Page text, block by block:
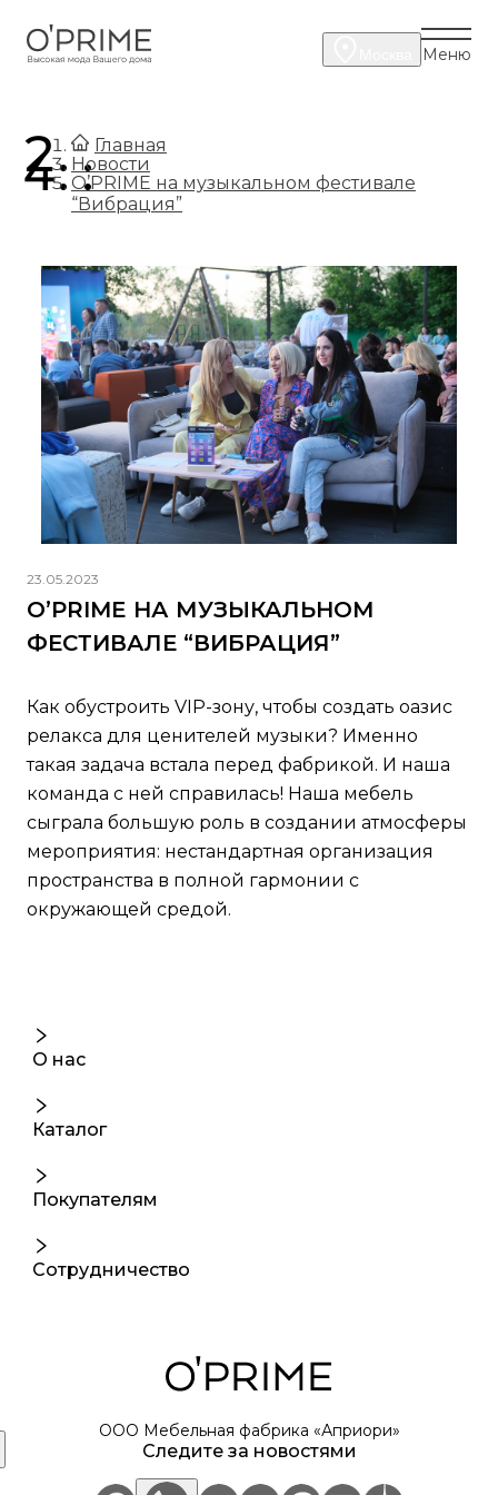
Меню
Главная
.
Новости
.
O’PRIME на музыкальном фестивале
“Вибрация”
23.05.2023
O’PRIME НА МУЗЫКАЛЬНОМ
ФЕСТИВАЛЕ “ВИБРАЦИЯ”
Как обустроить VIP-зону, чтобы создать оазис
релакса для ценителей музыки? Именно
такая задача встала перед фабрикой. И наша
команда с ней справилась! Наша мебель
сыграла большую роль в создании атмосферы
мероприятия: нестандартная организация
пространства в полной гармонии с
окружающей средой.
О нас
Каталог
Покупателям
Сотрудничество
ООО Мебельная фабрика «Априори»
Следите за новостями